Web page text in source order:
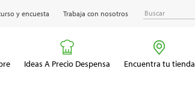
y encuesta Trabaja con nosotros
Ideas A Precio Despensa Encuentra tu tienda